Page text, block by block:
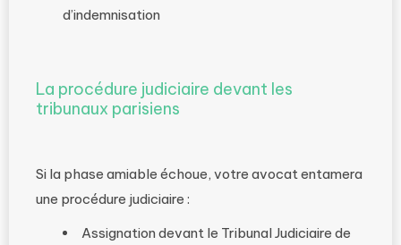
d’indemnisation
La procédure judiciaire devant les
tribunaux parisiens
Si la phase amiable échoue, votre avocat entamera
une procédure judiciaire :
Assignation devant le Tribunal Judiciaire de